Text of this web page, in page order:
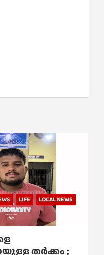
LIFE
LOCAL NEWS
തർക്കം ;